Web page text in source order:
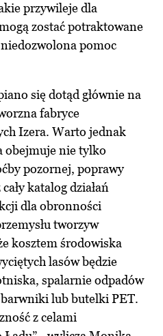
przywileje dla
zostać potraktowane
pomoc
się dotąd głównie na
fabryce
Izera. Warto jednak
obejmuje nie tylko
pozornej, poprawy
katalog działań
dla obronności
tworzyw
kosztem środowiska
lasów będzie
spalarnie odpadów
barwniki lub butelki PET.
z celami